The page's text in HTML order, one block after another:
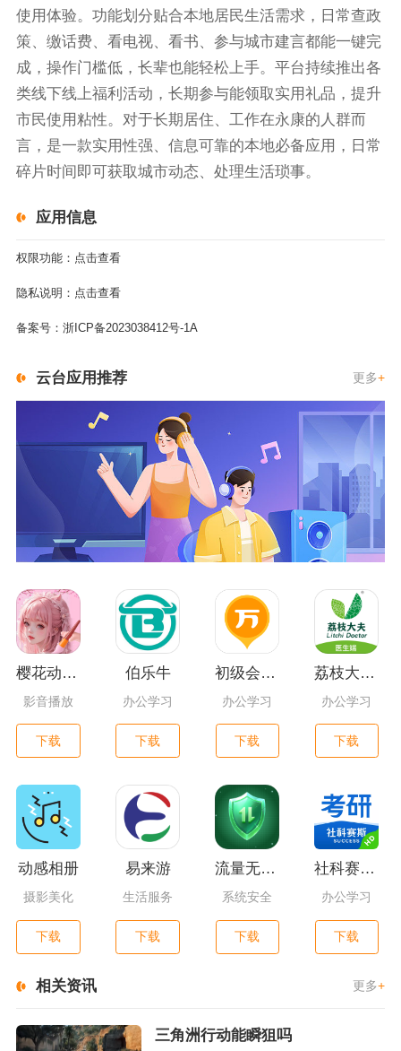
使用体验。功能划分贴合本地居民生活需求，日常查政
策、缴话费、看电视、看书、参与城市建言都能一键完
成，操作门槛低，长辈也能轻松上手。平台持续推出各
类线下线上福利活动，长期参与能领取实用礼品，提升
市民使用粘性。对于长期居住、工作在永康的人群而
言，是一款实用性强、信息可靠的本地必备应用，日常
碎片时间即可获取城市动态、处理生活琐事。
应用信息
权限功能： 点击查看
隐私说明： 点击查看
备案号： 浙ICP备2023038412号-1A
云台应用推荐 更多+
樱花动漫漫
影音播放
下载
伯乐牛
办公学习
下载
初级会计职称万题库
办公学习
下载
荔枝大夫医生版
办公学习
下载
动感相册
摄影美化
下载
易来游
生活服务
下载
流量无限通
系统安全
下载
社科赛斯考研hd
办公学习
下载
相关资讯 更多+
三角洲行动能瞬狙吗